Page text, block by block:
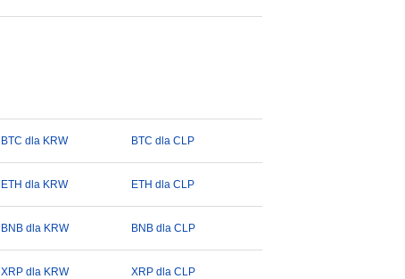
BTC dla KRW BTC dla CLP
ETH dla KRW ETH dla CLP
BNB dla KRW BNB dla CLP
XRP dla KRW XRP dla CLP